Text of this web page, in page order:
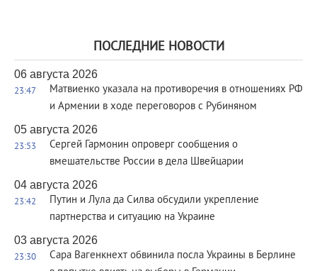
ПОСЛЕДНИЕ НОВОСТИ
06 августа 2026
23:47
Матвиенко указала на противоречия в отношениях РФ
и Армении в ходе переговоров с Рубиняном
05 августа 2026
23:53
Сергей Гармонин опроверг сообщения о
вмешательстве России в дела Швейцарии
04 августа 2026
23:42
Путин и Лула да Силва обсудили укрепление
партнерства и ситуацию на Украине
03 августа 2026
23:30
Сара Вагенкнехт обвинила посла Украины в Берлине